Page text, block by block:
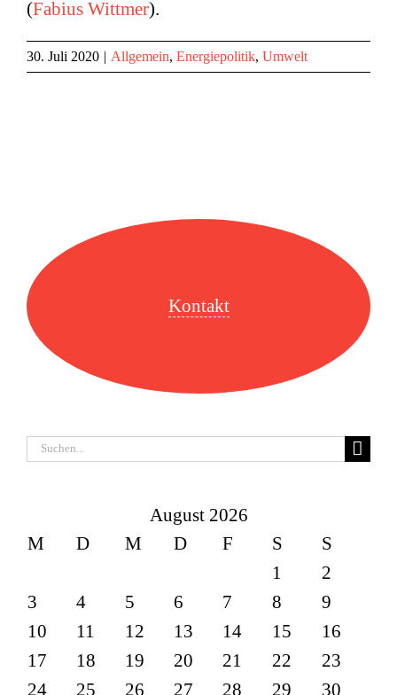
(Fabius Wittmer).
30. Juli 2020 | Allgemein, Energiepolitik, Umwelt
Kontakt
Suche
August 2026
M
D M D F S
S
1
2
3
4 5 6 7 8
9
10
11 12 13 14 15
16
17
18 19 20 21 22
23
24
25 26 27 28 29
30